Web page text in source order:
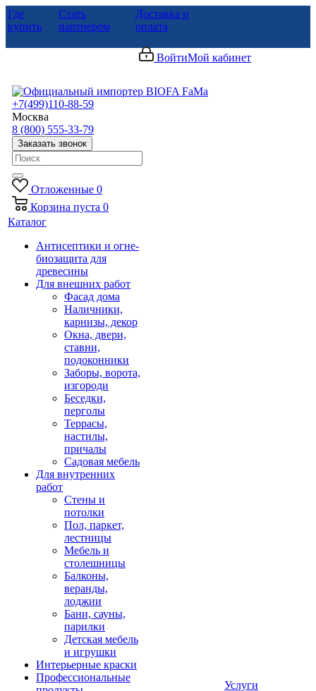
Где
купить
Стать
партнером
Доставка и
оплата
ВойтиМой кабинет
+7(499)110-88-59
Москва
8 (800) 555-33-79
Заказать звонок
Отложенные 0
Корзина пуста 0
Каталог
Антисептики и огне-
биозащита для
древесины
Для внешних работ
Фасад дома
Наличники,
карнизы, декор
Окна, двери,
ставни,
подоконники
Заборы, ворота,
изгороди
Беседки,
перголы
Террасы,
настилы,
причалы
Садовая мебель
Для внутренних
работ
Стены и
потолки
Пол, паркет,
лестницы
Мебель и
столешницы
Балконы,
веранды,
лоджии
Бани, сауны,
парилки
Детская мебель
и игрушки
Интерьерные краски
Профессиональные
Услуги